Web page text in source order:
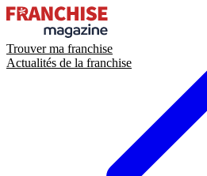
Trouver ma franchise
Actualités de la franchise